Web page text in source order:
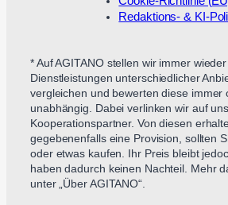
Redaktions- & KI-
* Auf AGITANO stellen wir immer
Dienstleistungen unterschiedlicher
vergleichen und bewerten diese immer
unabhängig. Dabei verlinken wir auf
Kooperationspartner. Von diesen
gegebenenfalls eine Provision, sollten
oder etwas kaufen. Ihr Preis bleibt
haben dadurch keinen Nachteil. Mehr
unter „Über AGITANO“.